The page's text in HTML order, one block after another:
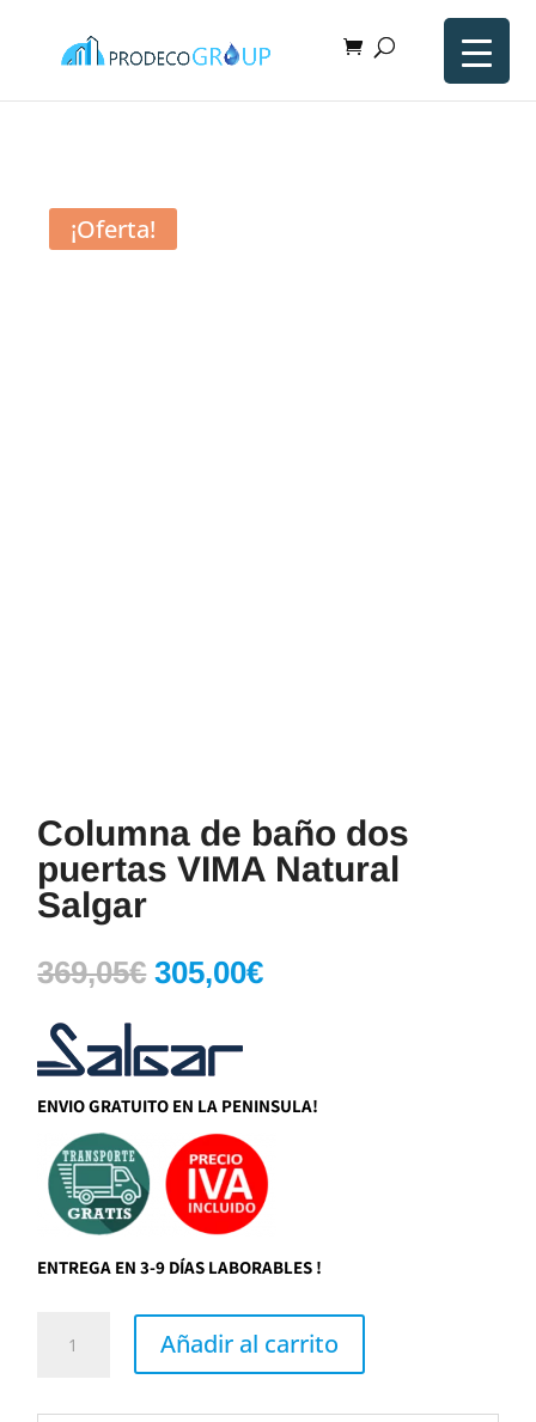
¡Oferta!
Columna de baño dos
puertas VIMA Natural
Salgar
369,05€ El
precio
era:
369,05€.
305,00€El
ENVIO GRATUITO EN LA PENINSULA!
ENTREGA EN 3-9 DÍAS LABORABLES !
baño
VIMA
Añadir al carrito